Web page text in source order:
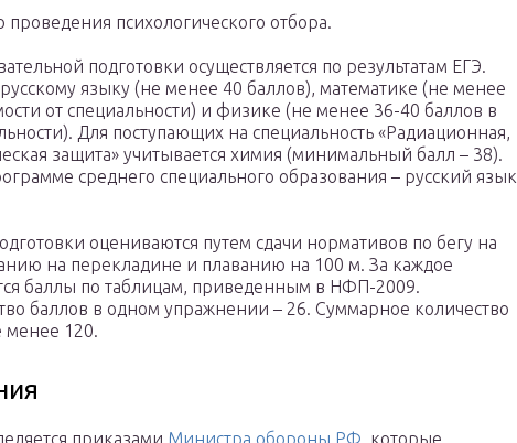
психологического отбора.
подготовки осуществляется по результатам ЕГЭ.
языку (не менее 40 баллов), математике (не менее
от специальности) и физике (не менее 36-40 баллов в
Для поступающих на специальность «Радиационная,
защита» учитывается химия (минимальный балл – 38).
среднего специального образования – русский язык
оцениваются путем сдачи нормативов по бегу на
на перекладине и плаванию на 100 м. За каждое
баллы по таблицам, приведенным в НФП-2009.
баллов в одном упражнении – 26. Суммарное количество
менее 120.
приказами Министра обороны РФ, которые